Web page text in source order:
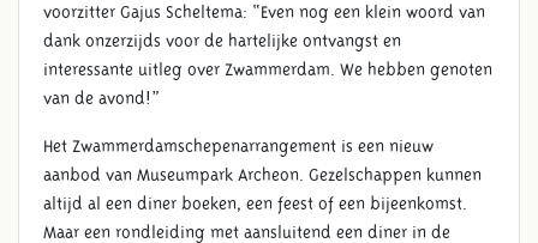
voorzitter Gajus Scheltema: “Even nog een klein woord van
dank onzerzijds voor de hartelijke ontvangst en
interessante uitleg over Zwammerdam. We hebben genoten
van de avond!”
Het Zwammerdamschepenarrangement is een nieuw
aanbod van Museumpark Archeon. Gezelschappen kunnen
altijd al een diner boeken, een feest of een bijeenkomst.
Maar een rondleiding met aansluitend een diner in de